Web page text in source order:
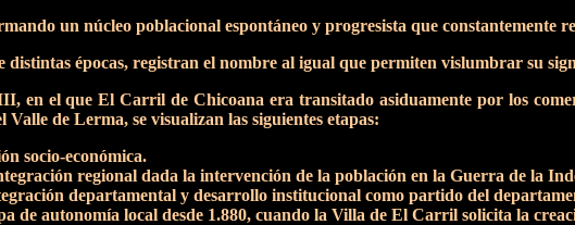
un núcleo poblacional espontáneo y progresista que constantemente
distintas épocas, registran el nombre al igual que permiten vislumbrar su
en el que El Carril de Chicoana era transitado asiduamente por los
de Lerma, se visualizan las siguientes etapas:
socio-económica.
regional dada la intervención de la población en la Guerra de la
departamental y desarrollo institucional como partido del
de autonomía local desde 1.880, cuando la Villa de El Carril solicita la